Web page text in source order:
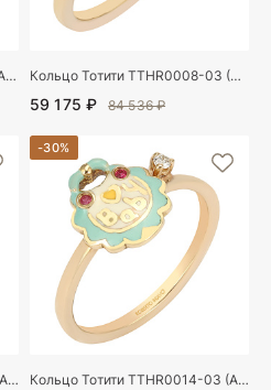
Кольцо Тотити TTHR0011-03 (Au 585) Кольцо Тотити TTHR0008-03 (Au 585)
59 175 ₽ 84 536 ₽
Кольцо Тотити TTHR0001-03 (Au 585)
-30%
Кольцо Тотити TTHR0014-03 (Au 585)